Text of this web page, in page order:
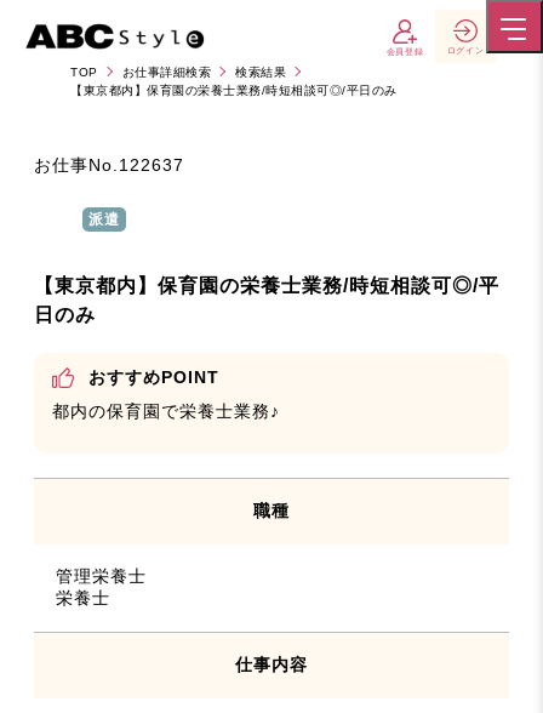
会員登録 ログイン
TOP お仕事詳細検索
検索結果
【東京都内】保育園の栄養士業務/時短相談可◎/平日のみ
派遣
お仕事No. 122637
【東京都内】保育園の栄養士業務/時短相談可◎/平
日のみ
おすすめPOINT
都内の保育園で栄養士業務♪
職種
管理栄養士
栄養士
仕事内容